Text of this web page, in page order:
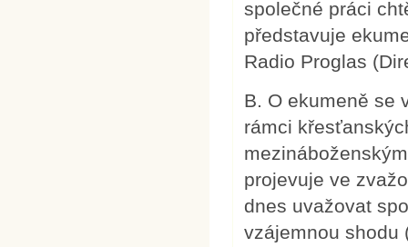
společné práci
představuje
Radio Proglas
B. O ekumeně se
rámci
projevuje ve
dnes uvažovat
vzájemnou shodu